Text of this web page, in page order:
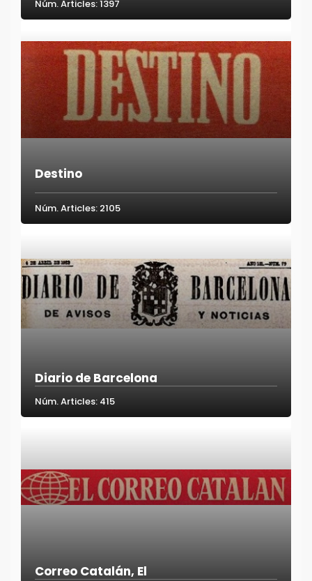
Núm. Articles: 1397
Destino
Núm. Articles: 2105
Diario de Barcelona
Núm. Articles: 415
Correo Catalán, El